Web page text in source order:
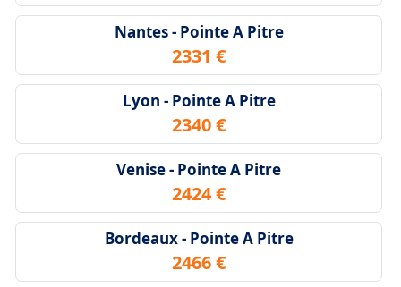
Nantes - Pointe A Pitre
2331 €
Lyon - Pointe A Pitre
2340 €
Venise - Pointe A Pitre
2424 €
Bordeaux - Pointe A Pitre
2466 €